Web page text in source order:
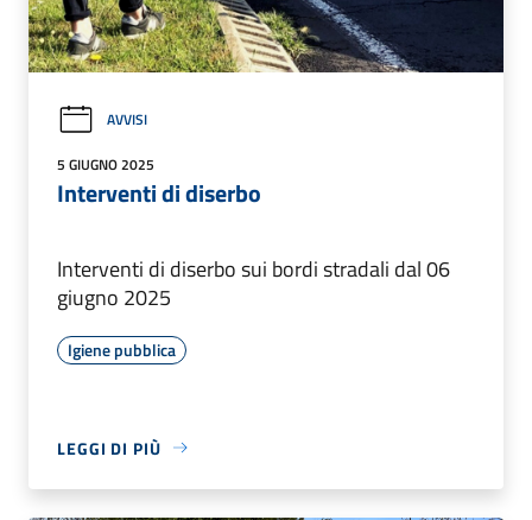
AVVISI
5 GIUGNO 2025
Interventi di diserbo
Interventi di diserbo sui bordi stradali dal 06
giugno 2025
Igiene pubblica
LEGGI DI PIÙ